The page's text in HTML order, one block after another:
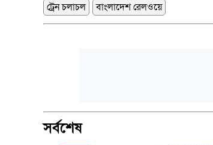
ট্রেন চলাচল বাংলাদেশ রেলওয়ে
সর্বশেষ